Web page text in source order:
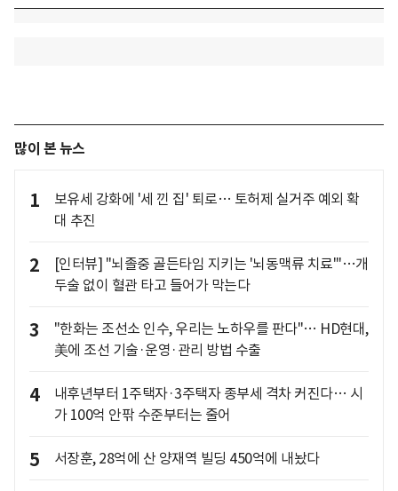
많이 본 뉴스
1
보유세 강화에 '세 낀 집' 퇴로… 토허제 실거주 예외 확
대 추진
2
[인터뷰] "뇌졸중 골든타임 지키는 '뇌동맥류 치료'"…개
두술 없이 혈관 타고 들어가 막는다
3
"한화는 조선소 인수, 우리는 노하우를 판다"… HD현대,
美에 조선 기술·운영·관리 방법 수출
4
내후년부터 1주택자·3주택자 종부세 격차 커진다… 시
가 100억 안팎 수준부터는 줄어
5 서장훈, 28억에 산 양재역 빌딩 450억에 내놨다